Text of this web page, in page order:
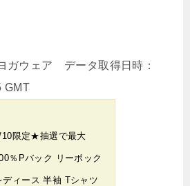
ガウェア データ取得日時：
GMT
10限定★抽選で最大
％Pバック リーボック
ディース 半袖 Tシャツ